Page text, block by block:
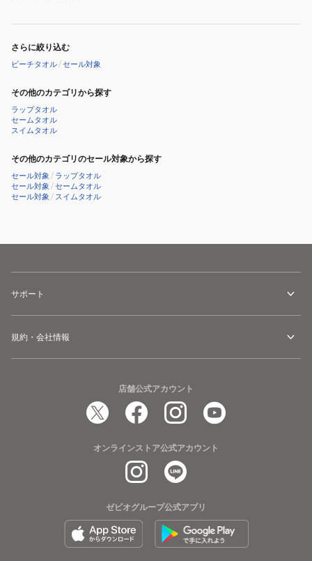
さらに絞り込む
ビーチタオル/セール対象
その他のカテゴリから探す
ラップタオル
セームタオル
スイムタオル
その他のカテゴリのセール対象から探す
セール対象 / ラップタオル
セール対象 /セームタオル
セール対象 / スイムタオル
サポート
規約・会社情報
店舗公式アカウント
オンラインストア公式アカウント
ゼビオグループ公式アプリ